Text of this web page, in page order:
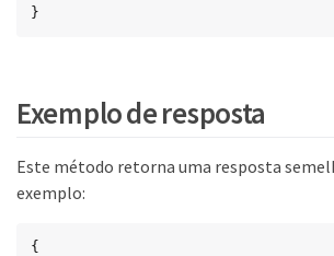
}
Exemplo de resposta
Este método retorna uma resposta
exemplo:
{